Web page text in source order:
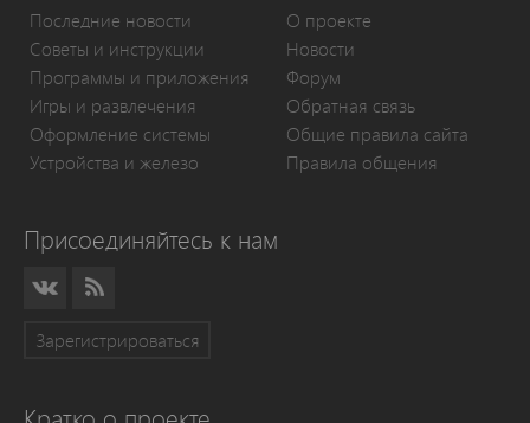
Последние новости
Советы и инструкции
Программы и приложения
Игры и развлечения
Оформление системы
Устройства и железо
О проекте
Новости
Форум
Обратная связь
Общие правила сайта
Правила общения
Присоединяйтесь к нам
Зарегистрироваться